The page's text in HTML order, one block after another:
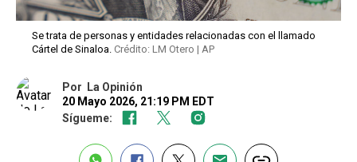
Se trata de personas y entidades relacionadas con el llamado
Cártel de Sinaloa. Crédito: LM Otero | AP
Por
La Opinión
20 Mayo 2026, 21:19 PM EDT
Sígueme: